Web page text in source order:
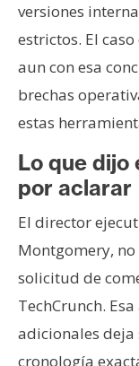
versiones
estrictos. El
aun con esa
brechas
estas
Lo que dijo
por aclarar
El director
Montgomery,
solicitud de
TechCrunch.
adicionales deja
cronología